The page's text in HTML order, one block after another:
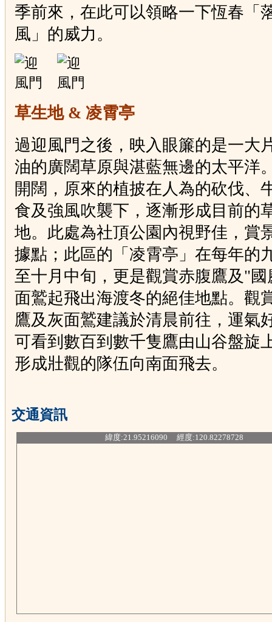
季前來，在此可以領略一下恆春「
風」的威力。
草生地 & 凌霄亭
過迎風門之後，映入眼簾的是一大
油的廣闊草原與湛藍無邊的太平洋
開闊，原來的植披在人為的砍伐、
食及強風吹襲下，逐漸形成目前的
地。此處為社頂公園內視野佳，賞
據點；此區的「凌霄亭」在每年的
至十月中旬，更是觀賞赤腹鷹及"
面鷲起飛出海渡冬的絕佳地點。觀
鷹及灰面鷲建議於清晨前往，運氣
可看到數百到數千隻鷹由山谷盤旋
形成壯觀的隊伍向南面飛去。
交通資訊
緯度:21.95216090 經度:120.82278728